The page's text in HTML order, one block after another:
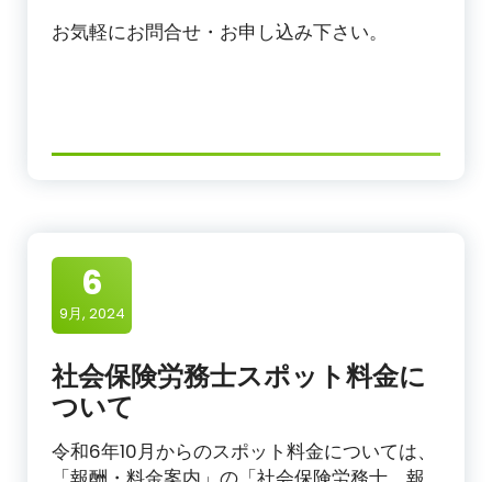
お気軽にお問合せ・お申し込み下さい。
6
9月, 2024
社会保険労務士スポット料金に
ついて
令和6年10月からのスポット料金については、